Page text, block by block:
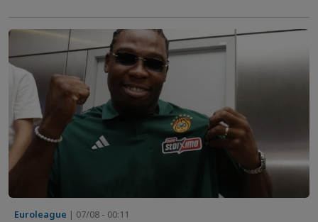
Euroleague | 07/08 - 00:11